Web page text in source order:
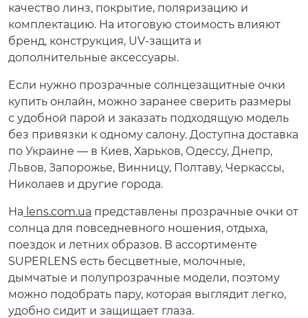
качество линз, покрытие, поляризацию и
комплектацию. На итоговую стоимость влияют
бренд, конструкция, UV-защита и
дополнительные аксессуары.
Если нужно прозрачные солнцезащитные очки
купить онлайн, можно заранее сверить размеры
с удобной парой и заказать подходящую модель
без привязки к одному салону. Доступна доставка
по Украине — в Киев, Харьков, Одессу, Днепр,
Львов, Запорожье, Винницу, Полтаву, Черкассы,
Николаев и другие города.
На lens.com.ua представлены прозрачные очки от
солнца для повседневного ношения, отдыха,
поездок и летних образов. В ассортименте
SUPERLENS есть бесцветные, молочные,
дымчатые и полупрозрачные модели, поэтому
можно подобрать пару, которая выглядит легко,
удобно сидит и защищает глаза.